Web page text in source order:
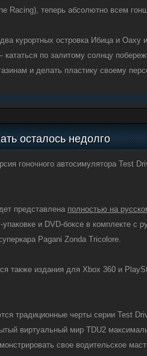
Racing), теперь абсолютно всем
курортных островка Ибица и Оаху
по залитому солнцу
и делать пластику своему
осталось недолго
гоночного автосимулятора Test
представлена полностью на
и DVD-боксе в комплекте с
Pagani Zonda Tricolore.
также издания для Xbox 360 и
традиционные черты серии Test
виртуальный мир TDU2
свое водительское